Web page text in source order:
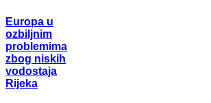
Europa u
ozbiljnim
problemima
zbog niskih
vodostaja
Rijeka